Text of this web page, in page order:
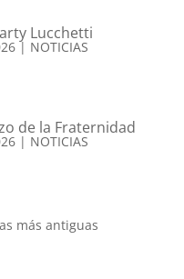
Lucchetti
| NOTICIAS
de la Fraternidad
| NOTICIAS
más antiguas